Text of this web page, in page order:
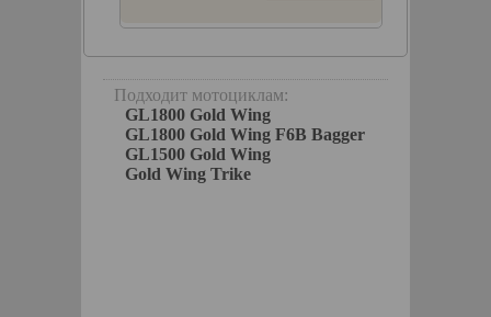
Подходит мотоциклам:
GL1800 Gold Wing
GL1800 Gold Wing F6B Bagger
GL1500 Gold Wing
Gold Wing Trike